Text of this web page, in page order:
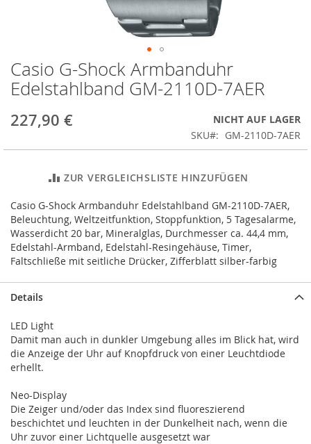
Zum
Anfang
der
springen
Casio G-Shock Armbanduhr
Edelstahlband GM-2110D-7AER
227,90 €
NICHT AUF LAGER
SKU
GM-2110D-7AER
ZUR VERGLEICHSLISTE HINZUFÜGEN
Casio G-Shock Armbanduhr Edelstahlband GM-2110D-7AER,
Beleuchtung, Weltzeitfunktion, Stoppfunktion, 5 Tagesalarme,
Wasserdicht 20 bar, Mineralglas, Durchmesser ca. 44,4 mm,
Edelstahl-Armband, Edelstahl-Resingehäuse, Timer,
Faltschließe mit seitliche Drücker, Zifferblatt silber-farbig
Details
LED Light
Damit man auch in dunkler Umgebung alles im Blick hat, wird
die Anzeige der Uhr auf Knopfdruck von einer Leuchtdiode
erhellt.
Neo-Display
Die Zeiger und/oder das Index sind fluoreszierend
beschichtet und leuchten in der Dunkelheit nach, wenn die
Uhr zuvor einer Lichtquelle ausgesetzt war